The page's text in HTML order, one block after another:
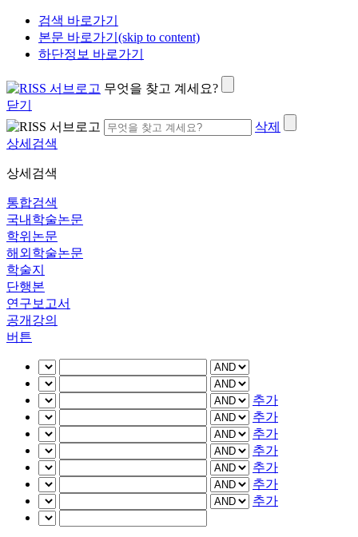
검색 바로가기
본문 바로가기(skip to content)
하단정보 바로가기
무엇을 찾고 계세요?
닫기
삭제
상세검색
상세검색
통합검색
국내학술논문
학위논문
해외학술논문
학술지
단행본
연구보고서
공개강의
버튼
추가
추가
추가
추가
추가
추가
추가